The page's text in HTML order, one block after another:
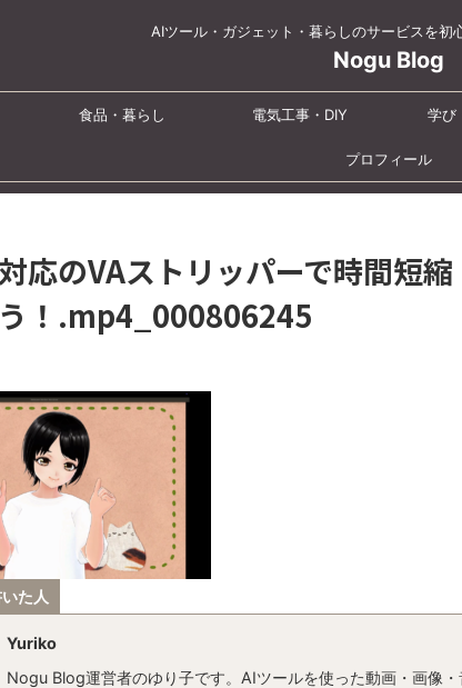
AIツール・ガジェット・暮らしのサービスを初
Nogu Blog
食品・暮らし 電気工事・DIY 学び
プロフィール
応のVAストリッパーで時間短
！.mp4_000806245
た人
Yuriko
Nogu Blog運営者のゆり子です。AIツールを使った動画・画像